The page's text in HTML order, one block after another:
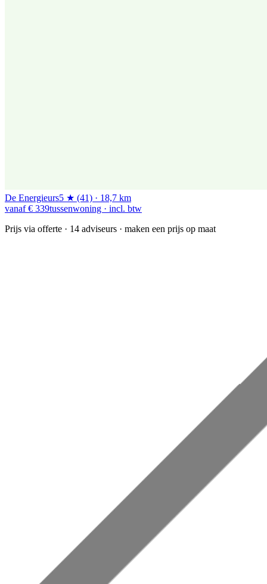
De Energieurs5 ★ (41) · 18,7 km
vanaf € 339tussenwoning · incl. btw
Prijs via offerte · 14 adviseurs · maken een prijs op maat